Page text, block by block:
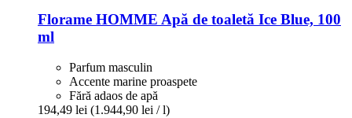
Florame HOMME Apă de toaletă Ice Blue, 100
ml
Parfum masculin
Accente marine proaspete
Fără adaos de apă
194,49 lei (1.944,90 lei / l)